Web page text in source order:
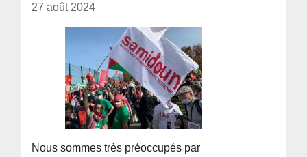
27 août 2024
Nous sommes très préoccupés par